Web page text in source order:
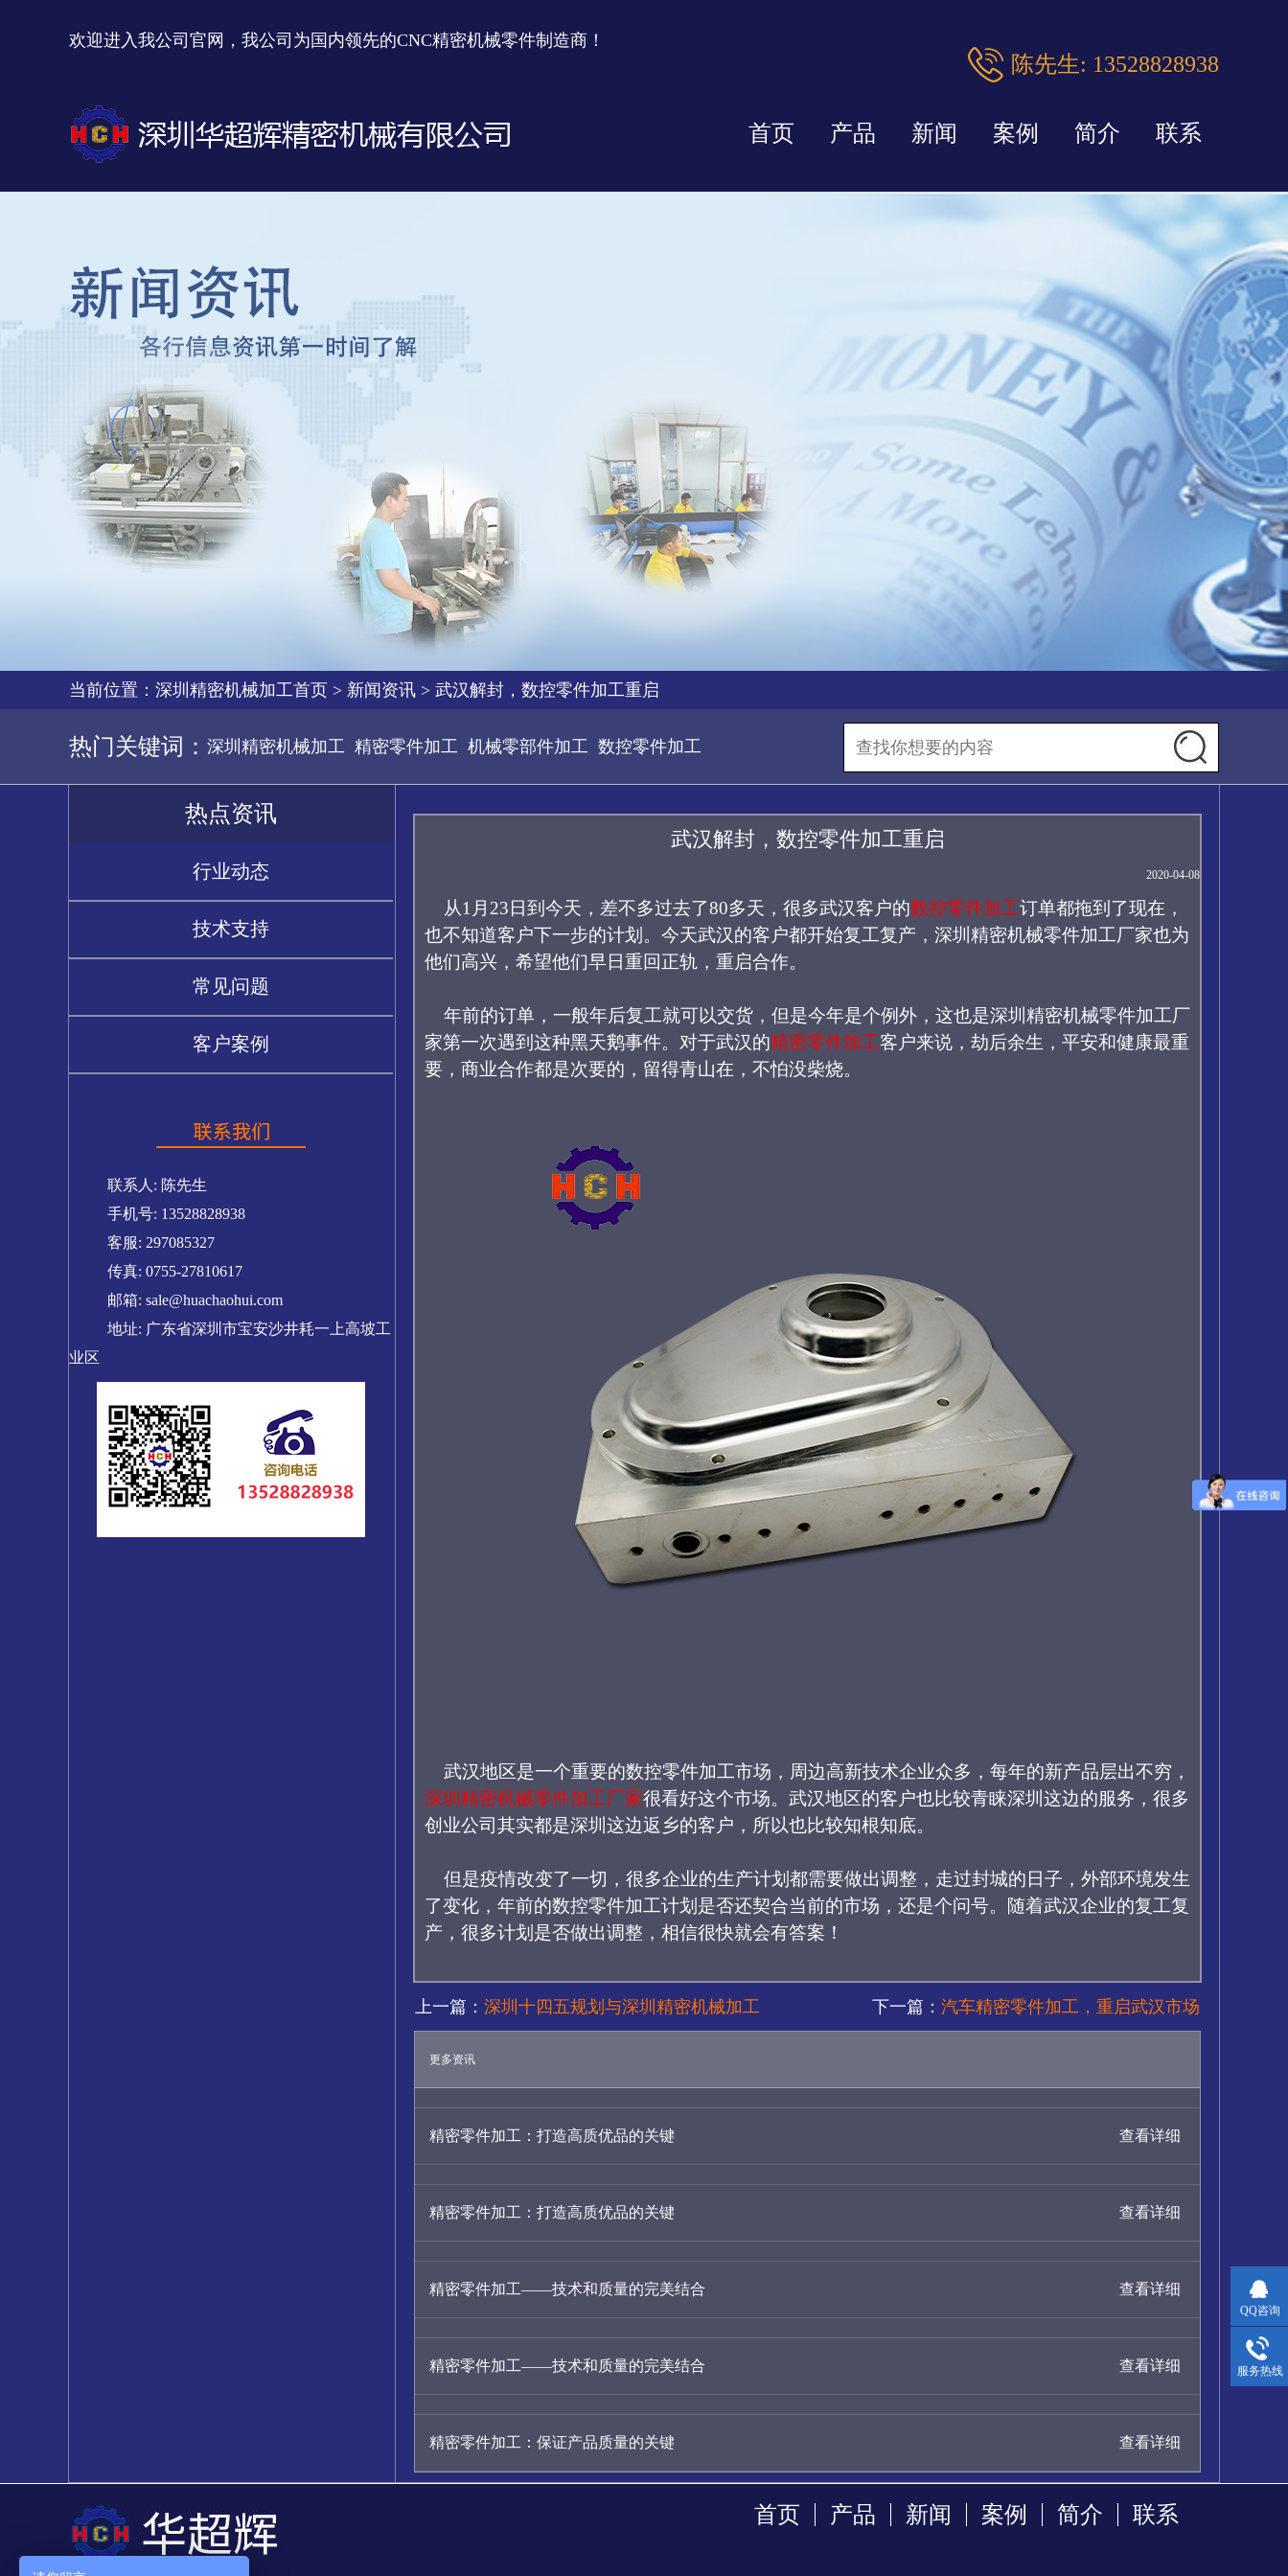
欢迎进入我公司官网，我公司为国内领先的CNC精密机械零件制造商！
陈先生: 13528828938
首页 产品 新闻 案例 简介 联系
当前位置： 深圳精密机械加工首页 > 新闻资讯 > 武汉解封，数控零件加工重启
热门关键词： 深圳精密机械加工 精密零件加工 机械零部件加工 数控零件加工
热点资讯
行业动态
技术支持
常见问题
客户案例
联系人: 陈先生
手机号: 13528828938
客服: 297085327
传真: 0755-27810617
邮箱: sale@huachaohui.com
地址: 广东省深圳市宝安沙井耗一上高坡工
业区
武汉解封，数控零件加工重启
2020-04-08
从1月23日到今天，差不多过去了80多天，很多武汉客户的数控零件加工订单都拖到了现在，
也不知道客户下一步的计划。今天武汉的客户都开始复工复产，深圳精密机械零件加工厂家也为
他们高兴，希望他们早日重回正轨，重启合作。
年前的订单，一般年后复工就可以交货，但是今年是个例外，这也是深圳精密机械零件加工厂
家第一次遇到这种黑天鹅事件。对于武汉的精密零件加工客户来说，劫后余生，平安和健康最重
要，商业合作都是次要的，留得青山在，不怕没柴烧。
武汉地区是一个重要的数控零件加工市场，周边高新技术企业众多，每年的新产品层出不穷，
深圳精密机械零件加工厂家很看好这个市场。武汉地区的客户也比较青睐深圳这边的服务，很多
创业公司其实都是深圳这边返乡的客户，所以也比较知根知底。
但是疫情改变了一切，很多企业的生产计划都需要做出调整，走过封城的日子，外部环境发生
了变化，年前的数控零件加工计划是否还契合当前的市场，还是个问号。随着武汉企业的复工复
产，很多计划是否做出调整，相信很快就会有答案！
上一篇： 深圳十四五规划与深圳精密机械加工 下一篇： 汽车精密零件加工，重启武汉市场
更多资讯
精密零件加工：打造高质优品的关键 查看详细
精密零件加工：打造高质优品的关键 查看详细
精密零件加工——技术和质量的完美结合 查看详细
精密零件加工——技术和质量的完美结合 查看详细
精密零件加工：保证产品质量的关键 查看详细
首页 产品 新闻 案例 简介 联系
QQ咨询
服务热线